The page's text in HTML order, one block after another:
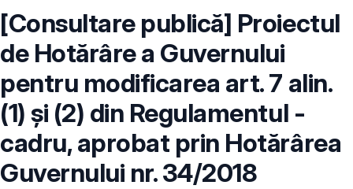
[Consultare publică] Proiectul
de Hotărâre a Guvernului
pentru modificarea art. 7 alin.
(1) și (2) din Regulamentul -
cadru, aprobat prin Hotărârea
Guvernului nr. 34/2018